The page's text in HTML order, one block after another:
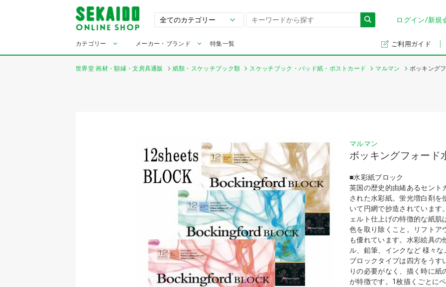
ログイン/新規
カテゴリー メーカー・ブランド 特集一覧 ご利用ガイド
世界堂 画材・額縁・文房具通販 紙類・スケッチブック類 スケッチブック・パッド紙・ポストカード マルマン ボッキング
マルマン
ボッキングフォード
■水彩紙ブロック
英国の歴史的由緒あるセント
された水彩紙。蛍光増白剤を
いて円網で抄造されています
ェルト仕上げの特徴的な紙
色を取り除くこと。リフトア
も優れています。水彩絵具の
ル、鉛筆、インクなど 様々
ブロックタイプは四方をうす
りの必要がなく、描く時に
が特徴です。1枚描くごとに